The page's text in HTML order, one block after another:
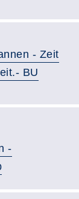
- Zeit
BU
-